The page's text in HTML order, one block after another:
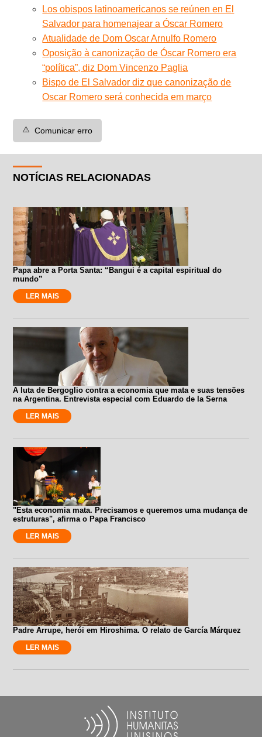
Los obispos latinoamericanos se reúnen en El
Salvador para homenajear a Óscar Romero
Atualidade de Dom Oscar Arnulfo Romero
Oposição à canonização de Óscar Romero era
“política”, diz Dom Vincenzo Paglia
Bispo de El Salvador diz que canonização de
Oscar Romero será conhecida em março
⚠️ Comunicar erro
NOTÍCIAS RELACIONADAS
Papa abre a Porta Santa: “Bangui é a capital espiritual do
mundo”
LER MAIS
A luta de Bergoglio contra a economia que mata e suas tensões
na Argentina. Entrevista especial com Eduardo de la Serna
LER MAIS
"Esta economia mata. Precisamos e queremos uma mudança de
estruturas", afirma o Papa Francisco
LER MAIS
Padre Arrupe, herói em Hiroshima. O relato de García Márquez
LER MAIS